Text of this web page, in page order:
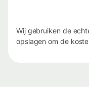
Wij gebruiken de
opslagen om de